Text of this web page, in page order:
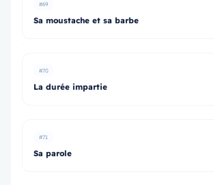
#69
Sa moustache et sa barbe
#70
La durée impartie
#71
Sa parole